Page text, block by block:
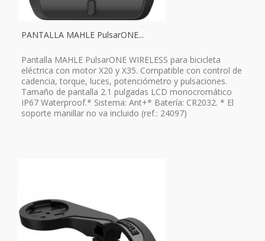
PANTALLA MAHLE PulsarONE...
Pantalla MAHLE PulsarONE WIRELESS para bicicleta
eléctrica con motor X20 y X35. Compatible con control de
cadencia, torque, luces, potenciómetro y pulsaciones.
Tamaño de pantalla 2.1 pulgadas LCD monocromático
IP67 Waterproof.* Sistema: Ant+* Batería: CR2032. * El
soporte manillar no va incluido (ref.: 24097)